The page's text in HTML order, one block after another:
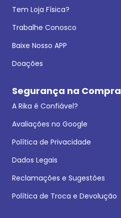
Tem Loja Física?
Trabalhe Conosco
Baixe Nosso APP
Doações
Segurança na Compra
A Rika é Confiável?
Avaliações no Google
Política de Privacidade
Dados Legais
Reclamações e Sugestões
Política de Troca e Devolução